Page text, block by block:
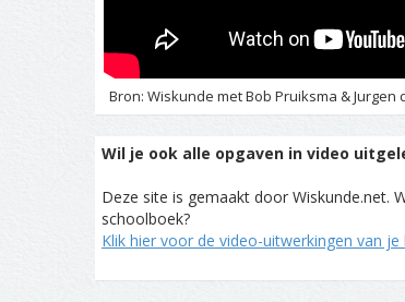
Bron: Wiskunde met Bob Pruiksma & Jurgen
Wil je ook alle opgaven in video
Deze site is gemaakt door Wiskunde.net.
schoolboek?
Klik hier voor de video-uitwerkingen van je